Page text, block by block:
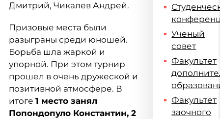
Дмитрий, Чикалев Андрей.
Призовые места были
разыграны среди юношей.
Борьба шла жаркой и
упорной. При этом турнир
прошел в очень дружеской и
позитивной атмосфере. В
итоге 1 место занял
Попондопуло Константин, 2
Ученый
совет
Факультет
Факультет
заочного